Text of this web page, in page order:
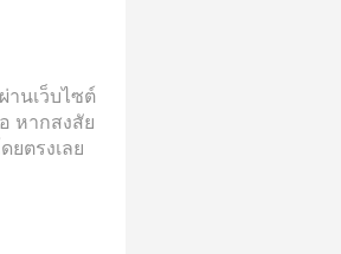
านเว็บไซต์
หากสงสัย
ยตรงเลย